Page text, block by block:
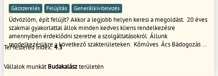
Gázszerelés Felújítás Generálkivitelezés
Üdvözlöm, épít felújít? Akkor a legjobb helyen keresi a megoldást. 20 éves
szakmai gyakorlattal állok minden kedves kliens rendelkezésre
amennyiben érdeklődni szeretne a szolgáltatásokról. Állunk
rendelkezésükre a következő szakterületeken. Kőműves Ács Bádogozás
Keressen bátran hogy tudjuk segíteni.
TeMestered index:4.3
Vállalok munkátBudakalászterületén